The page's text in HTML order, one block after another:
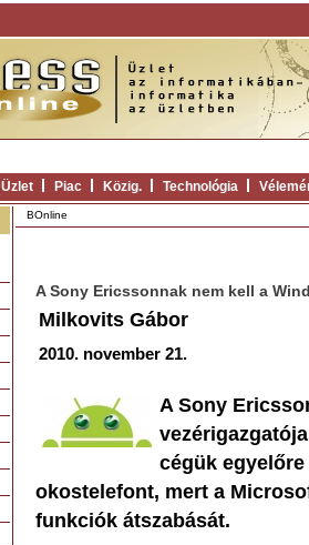
Üzlet Piac Közig. Technológia
BOnline
A Sony Ericssonnak nem kell a
Milkovits Gábor
2010. november 21.
A Sony
cégük
okostelefont, mert a
funkciók átszabását.